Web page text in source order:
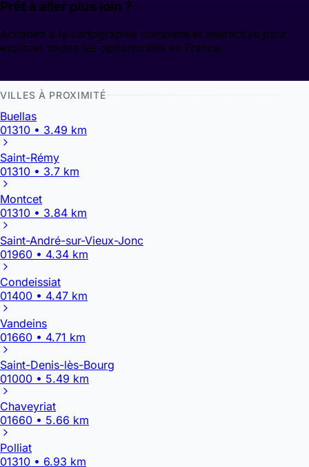
Prêt à aller plus loin ?
Accédez à la cartographie complète et interactive pour
explorer toutes les opportunités en France.
VILLES À PROXIMITÉ
Buellas
01310 • 3.49 km
Saint-Rémy
01310 • 3.7 km
Montcet
01310 • 3.84 km
Saint-André-sur-Vieux-Jonc
01960 • 4.34 km
Condeissiat
01400 • 4.47 km
Vandeins
01660 • 4.71 km
Saint-Denis-lès-Bourg
01000 • 5.49 km
Chaveyriat
01660 • 5.66 km
Polliat
01310 • 6.93 km